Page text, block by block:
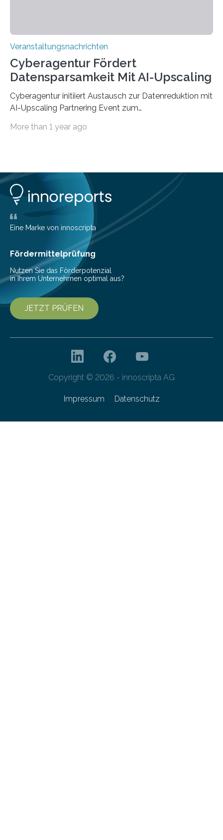
Veranstaltungsnachrichten
Cyberagentur Fördert
Datensparsamkeit Mit AI-Upscaling
Cyberagentur initiiert Austausch zur Datenreduktion mit
AI-Upscaling Partnering Event zum
innovative DatenverarbeitungDie Agentur für
Entwicklung von Technologien zur gezielten
Datenreduktion und Rekonstruktion in schwierigen
Kommunikationsumgebungen. Das Event dient der
Vernetzung potenzieller Forschungspartner und der
Vorbereitung der Programmausschreibung. Die
Cyberagentur organisiert am 25. März 2025, von 14:00
bis 16:00 Uhr, ein virtuelles Partnering Event zum
Forschungsprogramm „Datenrekonstruktion…
More than 1 year ago
Eine Marke von innoscripta
Fördermittelprüfung
Nutzen Sie das Förderpotenzial
in Ihrem Unternehmen optimal aus?
JETZT PRÜFEN
Copyright © 2026 - innoscripta AG
Impressum Datenschutz